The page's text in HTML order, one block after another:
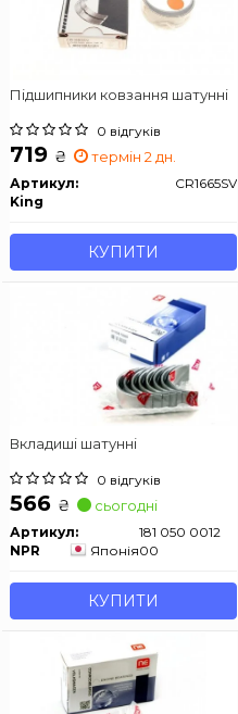
Підшипники ковзання шатунні
0 відгуків
719 ₴ термін 2 дн.
Артикул:
CR1665SV
King
КУПИТИ
Вкладиші шатунні
0 відгуків
566 ₴ сьогодні
Артикул:
181 050 0012
00
NPR Японія
КУПИТИ